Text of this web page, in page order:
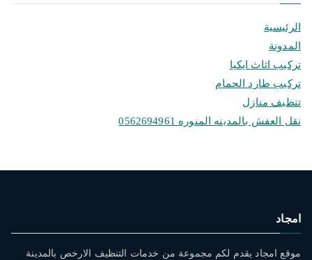
الرئيسية
المدونة
تركيب اثاث ايكيا
تركيب طارد الحمام
تنظيف منازل
نقل العفش بالمدينه المنوره 0562694961
امجاد
موقع امجاد يقدم لكم مجموعة من خدمات التنظيف الارخص بالمدينة